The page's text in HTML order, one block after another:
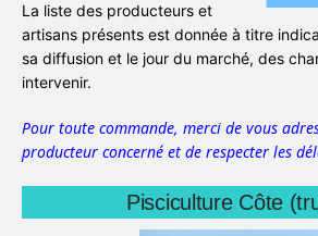
La liste des producteurs et
artisans présents est donnée à titre
sa diffusion et le jour du marché, des
intervenir.
Pour toute commande, merci de vous
producteur concerné et de respecter les
Pisciculture Côte